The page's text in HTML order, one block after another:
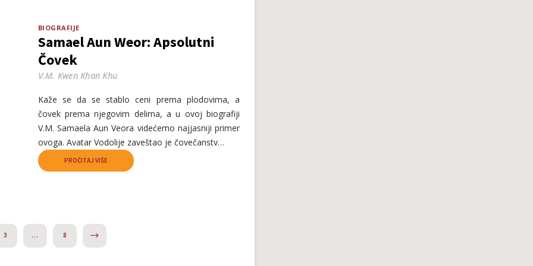
BIOGRAFIJE
Samael Aun Weor: Apsolutni
Čovek
V.M. Kwen Khan Khu
Kaže se da se stablo ceni prema plodovima, a
čovek prema njegovim delima, a u ovoj biografiji
V.M. Samaela Aun Veora videćemo najjasniji primer
ovoga. Avatar Vodolije zaveštao je čovečanstv…
PROČITAJ VIŠE
3 … 8